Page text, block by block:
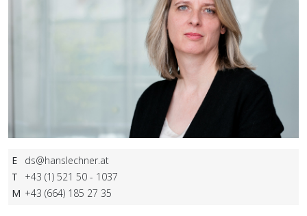
E ds@hanslechner.at
T
+43 (1) 521 50 - 1037
M +43 (664) 185 27 35